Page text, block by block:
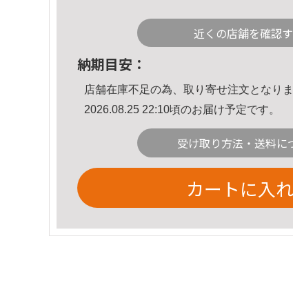
近くの店舗を確認
納期目安：
店舗在庫不足の為、取り寄せ注文となりま
2026.08.25 22:10頃のお届け予定です。
受け取り方法・送料に
カートに入